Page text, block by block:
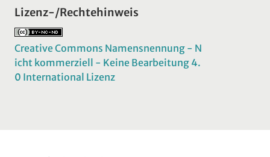
Lizenz-/Rechtehinweis
Creative Commons Namensnennung - N
icht kommerziell - Keine Bearbeitung 4.
0 International Lizenz